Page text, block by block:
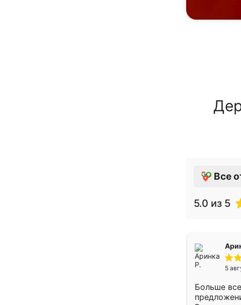
Все
5.0 из 5
5
Больше